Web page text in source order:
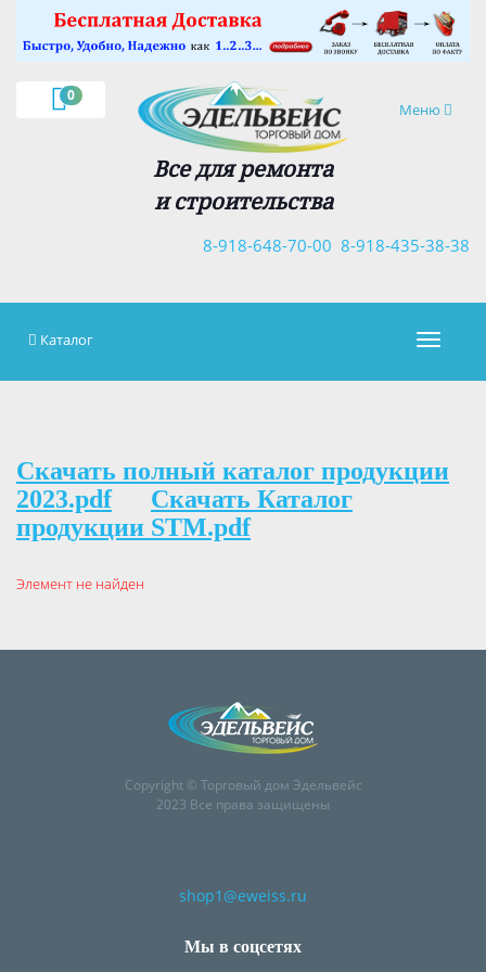
0
Навигация
Меню
Все для ремонта
и строительства
8-918-435-38-38
8-918-648-70-00
×
Каталог
Скачать полный каталог продукции
2023.pdf
Скачать Каталог
продукции STM.pdf
Элемент не найден
Copyright © Торговый дом Эдельвейс
2023 Все права защищены
shop1@eweiss.ru
Мы в соцсетях